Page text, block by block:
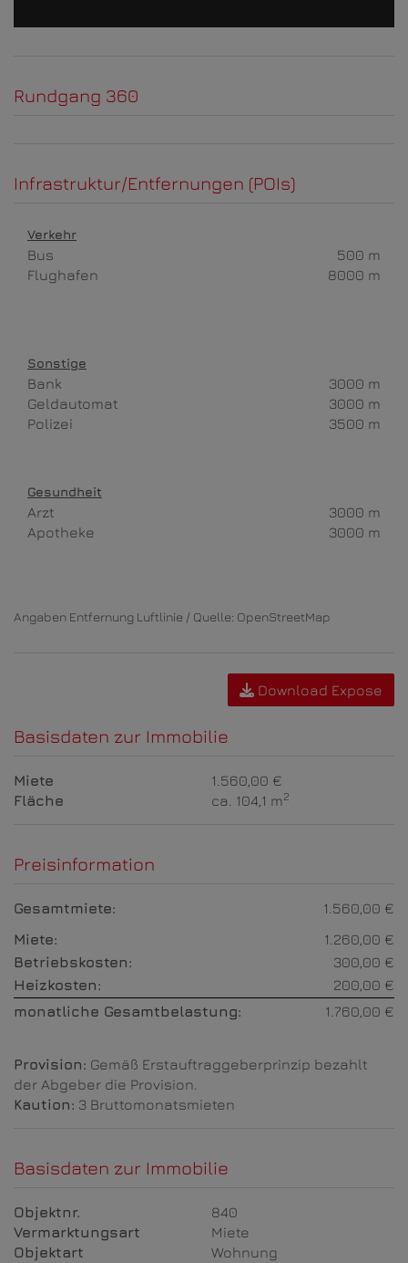
Rundgang 360
Infrastruktur/Entfernungen (POIs)
Verkehr
Bus
500 m
Flughafen
8000 m
Sonstige
Bank
3000 m
Geldautomat
3000 m
Polizei
3500 m
Gesundheit
Arzt
3000 m
Apotheke
3000 m
Angaben Entfernung Luftlinie / Quelle: OpenStreetMap
Download Expose
Basisdaten zur Immobilie
Miete
1.560,00 €
Fläche
ca. 104,1 m2
Preisinformation
Gesamtmiete:
1.560,00 €
Miete:
1.260,00 €
Betriebskosten:
300,00 €
Heizkosten:
200,00 €
monatliche Gesamtbelastung:
1.760,00 €
Provision: Gemäß Erstauftraggeberprinzip bezahlt
der Abgeber die Provision.
Kaution: 3 Bruttomonatsmieten
Basisdaten zur Immobilie
Objektnr.
840
Vermarktungsart
Miete
Objektart
Wohnung